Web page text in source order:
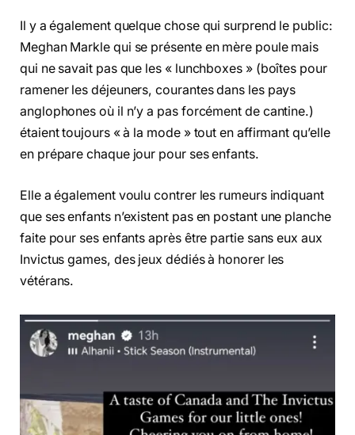
Il y a également quelque chose qui surprend le public:
Meghan Markle qui se présente en mère poule mais
qui ne savait pas que les « lunchboxes » (boîtes pour
ramener les déjeuners, courantes dans les pays
anglophones où il n’y a pas forcément de cantine.)
étaient toujours « à la mode » tout en affirmant qu’elle
en prépare chaque jour pour ses enfants.
Elle a également voulu contrer les rumeurs indiquant
que ses enfants n’existent pas en postant une planche
faite pour ses enfants après être partie sans eux aux
Invictus games, des jeux dédiés à honorer les
vétérans.